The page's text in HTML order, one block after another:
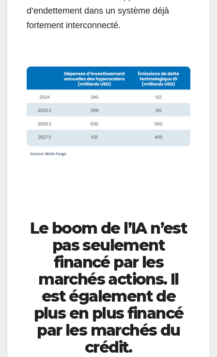
d’endettement dans un système déjà
fortement interconnecté.
Le boom de l’IA n’est
pas seulement
financé par les
marchés actions. Il
est également de
plus en plus financé
par les marchés du
crédit.